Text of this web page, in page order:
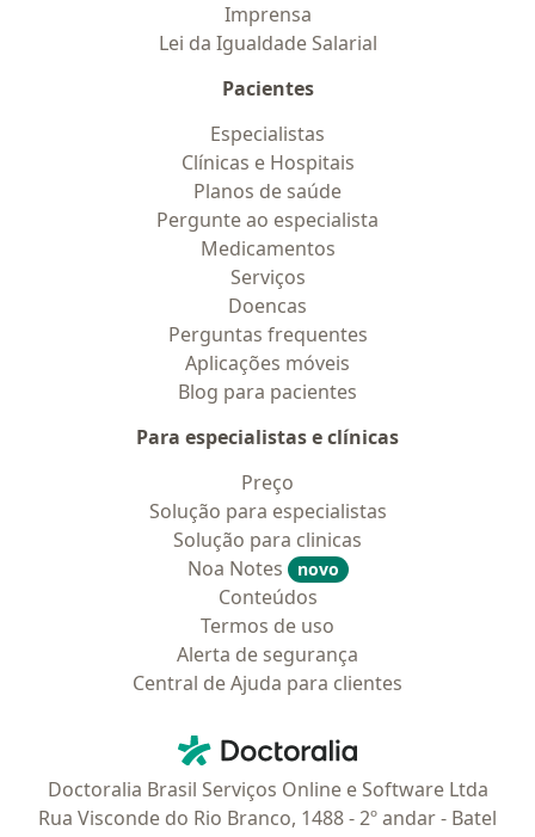
Imprensa
Lei da Igualdade Salarial
Pacientes
Especialistas
Clínicas e Hospitais
Planos de saúde
Pergunte ao especialista
Medicamentos
Serviços
Doencas
Perguntas frequentes
Aplicações móveis
Blog para pacientes
Para especialistas e clínicas
Preço
Solução para especialistas
Solução para clinicas
Noa Notes
novo
Conteúdos
Termos de uso
Alerta de segurança
Central de Ajuda para clientes
Doctoralia - Homepage
Doctoralia Brasil Serviços Online e Software Ltda
Rua Visconde do Rio Branco, 1488 - 2º andar - Batel